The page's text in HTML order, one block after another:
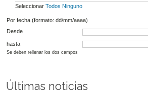
Seleccionar Todos Ninguno
Por fecha (formato: dd/mm/aaaa)
Desde
hasta
Se deben rellenar los dos campos
Últimas noticias